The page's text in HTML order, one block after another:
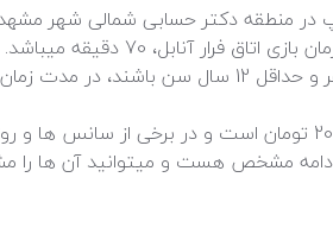
در منطقه دکتر حسابی شمالی شهر
آنابل، 70 دقیقه میباشد.
هزینه اتاق فرار آنابل، برای هر نفر در کمترین حالت،
مشخص هست و میتوانید آن ها را